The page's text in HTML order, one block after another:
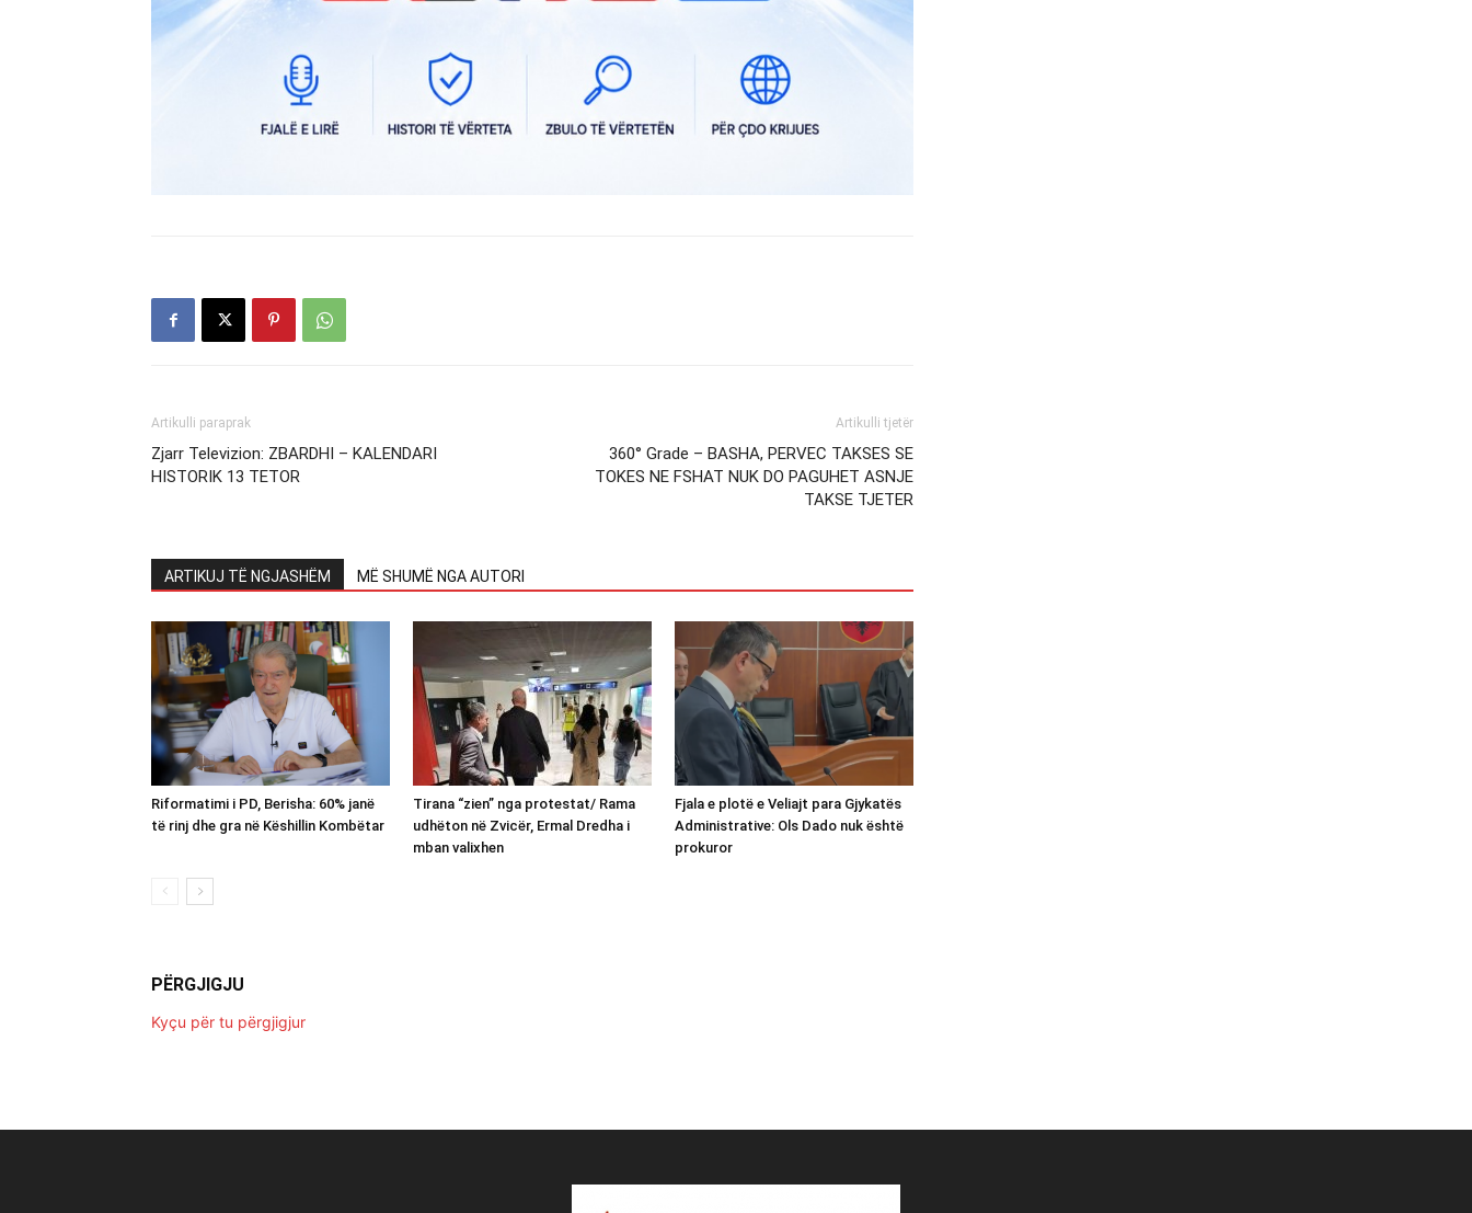
Artikulli paraprak
Zjarr Televizion: ZBARDHI – KALENDARI
HISTORIK 13 TETOR
Artikulli tjetër
360° Grade – BASHA, PERVEC TAKSES SE
TOKES NE FSHAT NUK DO PAGUHET ASNJE
TAKSE TJETER
ARTIKUJ TË NGJASHËM MË SHUMË NGA AUTORI
Riformatimi i PD, Berisha: 60% janë
të rinj dhe gra në Këshillin Kombëtar
Tirana “zien” nga protestat/ Rama
udhëton në Zvicër, Ermal Dredha i
mban valixhen
Fjala e plotë e Veliajt para Gjykatës
Administrative: Ols Dado nuk është
prokuror
PËRGJIGJU
Kyçu për tu përgjigjur